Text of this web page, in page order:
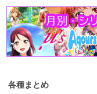
桜内梨子
上原歩夢
各種まとめ